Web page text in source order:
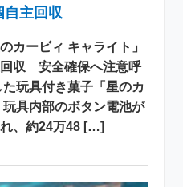
自主回収
カービィ キャライト」
収 安全確保へ注意呼
玩具付き菓子「星のカ
具内部のボタン電池が
、約24万48 […]